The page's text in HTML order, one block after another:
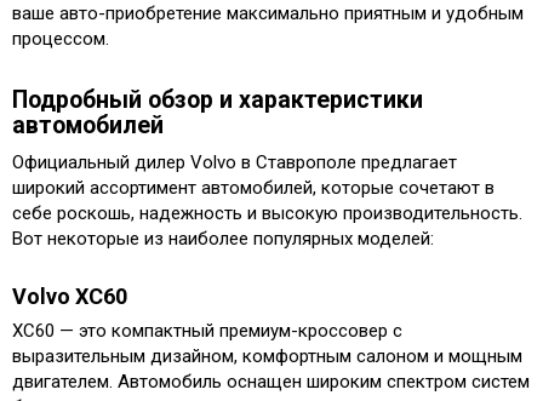
ваше авто-приобретение максимально приятным и удобным
процессом.
Подробный обзор и характеристики
автомобилей
Официальный дилер Volvo в Ставрополе предлагает
широкий ассортимент автомобилей, которые сочетают в
себе роскошь, надежность и высокую производительность.
Вот некоторые из наиболее популярных моделей:
Volvo XC60
XC60 — это компактный премиум-кроссовер с
выразительным дизайном, комфортным салоном и мощным
двигателем. Автомобиль оснащен широким спектром систем